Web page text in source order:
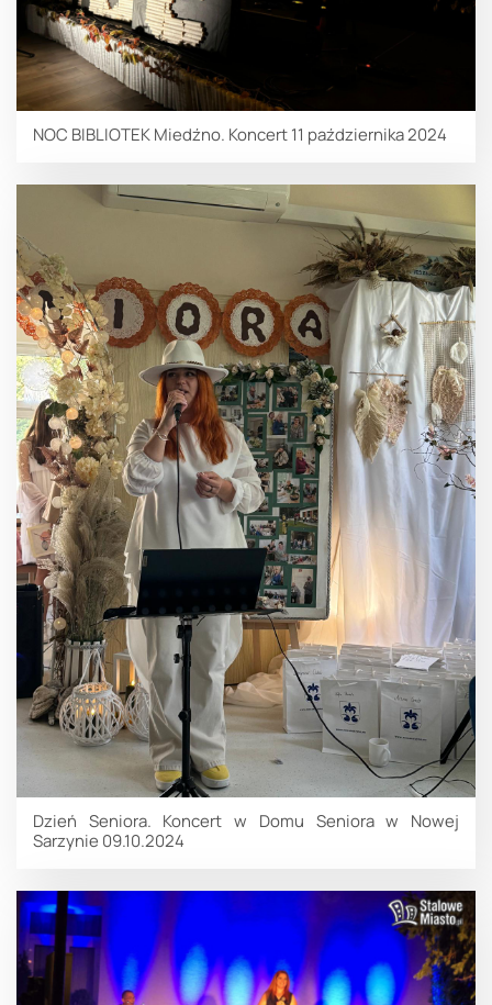
NOC BIBLIOTEK Miedźno. Koncert 11 października 2024
Dzień Seniora. Koncert w Domu Seniora w Nowej
Sarzynie 09.10.2024